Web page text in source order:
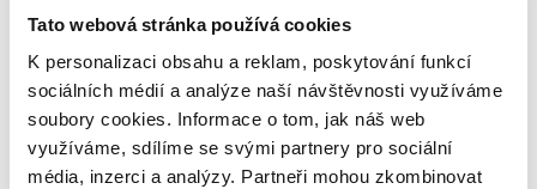
Tato webová stránka používá cookies
K personalizaci obsahu a reklam, poskytování funkcí
sociálních médií a analýze naší návštěvnosti využíváme
soubory cookies. Informace o tom, jak náš web
využíváme, sdílíme se svými partnery pro sociální
média, inzerci a analýzy. Partneři mohou zkombinovat
HODNOCENÍ ČTENÁŘŮ
V současné době nejsou vytvořena žádná uživatelská hodnocení.
Vaše hodnocení
Uživatelskou recenzi mohou vkládat pouze registrovaní uživatelé